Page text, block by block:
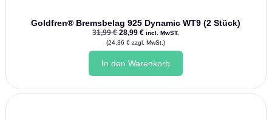
Goldfren® Bremsbelag 925 Dynamic WT9 (2 Stück)
31,99€Ursprünglicher
Preis
war:
31,99 €
28,99€Aktueller
Preis
ist:
28,99 €.
incl. MwST.
(24,36€ zzgl. MwSt.)
In den Warenkorb